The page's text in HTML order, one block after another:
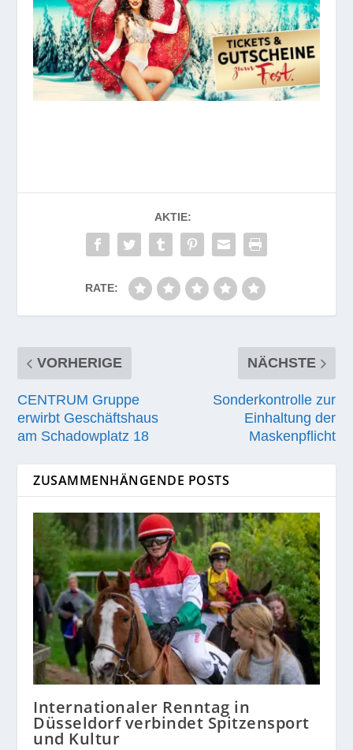
AKTIE:
RATE:
VORHERIGE
CENTRUM Gruppe
erwirbt Geschäftshaus
am Schadowplatz 18
NÄCHSTE
Sonderkontrolle zur
Einhaltung der
Maskenpflicht
ZUSAMMENHÄNGENDE POSTS
Internationaler Renntag in
Düsseldorf verbindet Spitzensport
und Kultur